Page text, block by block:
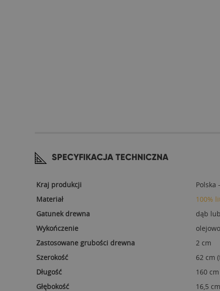
SPECYFIKACJA TECHNICZNA
Kraj produkcji
Polska
Materiał
100%
Gatunek drewna
dąb
Wykończenie
Zastosowane grubości drewna
2 cm
Szerokość
62 cm
Długość
160 cm
Głębokość
16,5